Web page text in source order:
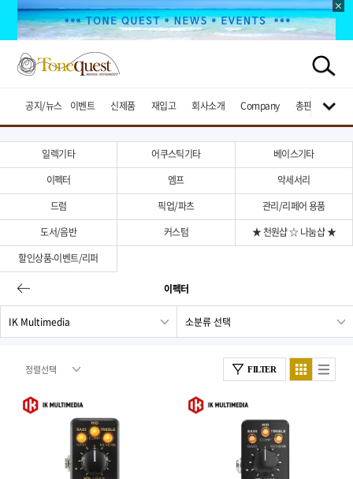
공지/뉴스 이벤트 신제품 재입고 회사소개 Company 총판브랜드
일렉기타 어쿠스틱기타
베이스기타
이펙터
엠프
악세서리
드럼
픽업/파츠
관리/리페어 용품
도서/음반
커스텀
★ 천원샵 ☆ 나눔샵 ★
할인상품-이벤트/리퍼
이펙터
FILTER